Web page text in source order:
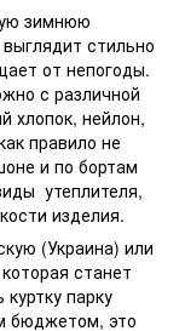
зимнюю
стильно
от непогоды.
с различной
хлопок, нейлон,
правило не
и по бортам
утеплителя,
изделия.
(Украина) или
станет
парку
бюджетом, это